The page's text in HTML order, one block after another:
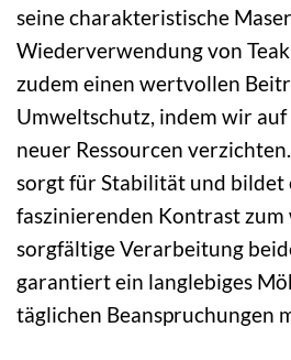
seine charakteristische
Wiederverwendung von
zudem einen wertvollen
Umweltschutz, indem wir
neuer Ressourcen
sorgt für Stabilität und bildet
faszinierenden Kontrast zum
sorgfältige Verarbeitung
garantiert ein langlebiges
täglichen Beanspruchungen